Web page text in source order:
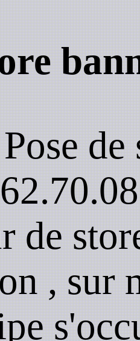
Pose de
de
, sur